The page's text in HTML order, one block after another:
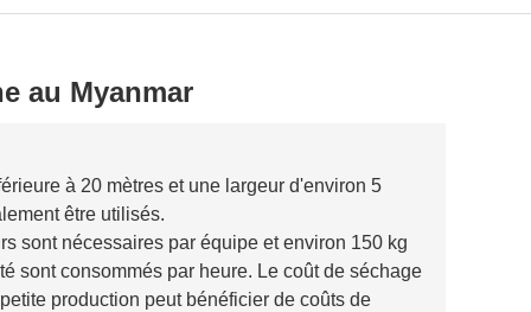
au Myanmar
à 20 mètres et une largeur d'environ 5
être utilisés.
sont nécessaires par équipe et environ 150 kg
sont consommés par heure. Le coût de séchage
production peut bénéficier de coûts de